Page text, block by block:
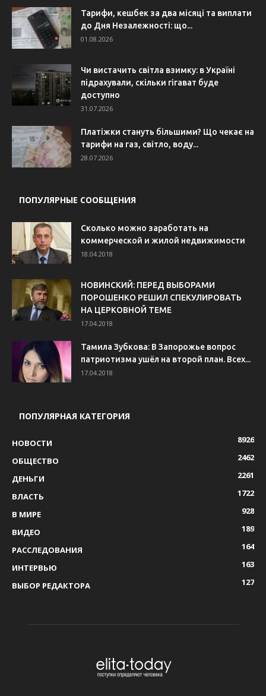
Тарифи, кешбек за два місяці та виплати
до Дня Незалежності: що...
01.08.2026
Чи вистачить світла взимку: в Україні
підрахували, скільки гігават буде
доступно
31.07.2026
Платіжки стануть більшими? Що чекає на
тарифи на газ, світло, воду...
28.07.2026
ПОПУЛЯРНЫЕ СООБЩЕНИЯ
Сколько можно заработать на
коммерческой и жилой недвижимости
18.04.2018
НОВИНСКИЙ: ПЕРЕД ВЫБОРАМИ
ПОРОШЕНКО РЕШИЛ СПЕКУЛИРОВАТЬ
НА ЦЕРКОВНОЙ ТЕМЕ
17.04.2018
Тамила Зубкова: В Запорожье вопрос
патриотизма ушёл на второй план. Всех...
17.04.2018
ПОПУЛЯРНАЯ КАТЕГОРИЯ
НОВОСТИ
8926
ОБЩЕСТВО
2462
ДЕНЬГИ
2261
ВЛАСТЬ
1722
В МИРЕ
928
ВИДЕО
189
РАССЛЕДОВАНИЯ
164
ИНТЕРВЬЮ
163
ВЫБОР РЕДАКТОРА
127